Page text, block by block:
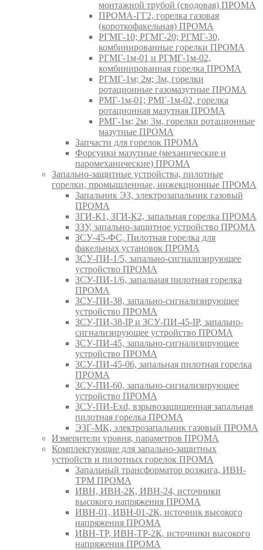
монтажной трубой (сводовая) ПРОМА
ПРОМА-ГГ2, горелка газовая
(короткофакельная) ПРОМА
РГМГ-10; РГМГ-20; РГМГ-30,
комбинированные горелки ПРОМА
РГМГ-1м-01 и РГМГ-1м-02,
комбинированная горелка ПРОМА
РГМГ-1м; 2м; 3м, горелки
ротационные газомазутные ПРОМА
РМГ-1м-01; РМГ-1м-02, горелка
ротационная мазутная ПРОМА
РМГ-1м; 2м; 3м, горелки ротационные
мазутные ПРОМА
Запчасти для горелок ПРОМА
Форсунки мазутные (механические и
паромеханические) ПРОМА
Запально-защитные устройства, пилотные
горелки, промышленные, инжекционные ПРОМА
Запальник ЭЗ, электрозапальник газовый
ПРОМА
ЗГИ-К1, ЗГИ-К2, запальная горелка ПРОМА
ЗЗУ, запально-защитное устройство ПРОМА
ЗСУ-45-ФС, Пилотная горелка для
факельных установок ПРОМА
ЗСУ-ПИ-1/5, запально-сигнализирующее
устройство ПРОМА
ЗСУ-ПИ-1/6, запальная пилотная горелка
ПРОМА
ЗСУ-ПИ-38, запально-сигнализирующее
устройство ПРОМА
ЗСУ-ПИ-38-IP и ЗСУ-ПИ-45-IP, запально-
сигнализирующее устройство ПРОМА
ЗСУ-ПИ-45, запально-сигнализирующее
устройство ПРОМА
ЗСУ-ПИ-45-06, запальная пилотная горелка
ПРОМА
ЗСУ-ПИ-60, запально-сигнализирующее
устройство ПРОМА
ЗСУ-ПИ-Exd, взрывозащищенная запальная
пилотная горелка ПРОМА
ЭЗГ-МК, электрозапальник газовый ПРОМА
Измерители уровня, параметров ПРОМА
Комплектующие для запально-защитных
устройств и пилотных горелок ПРОМА
Запальный трансформатор розжига, ИВН-
ТРМ ПРОМА
ИВН, ИВН-2К, ИВН-24, источники
высокого напряжения ПРОМА
ИВН-01, ИВН-01-2К, источник высокого
напряжения ПРОМА
ИВН-ТР, ИВН-ТР-2К, источники высокого
напряжения ПРОМА